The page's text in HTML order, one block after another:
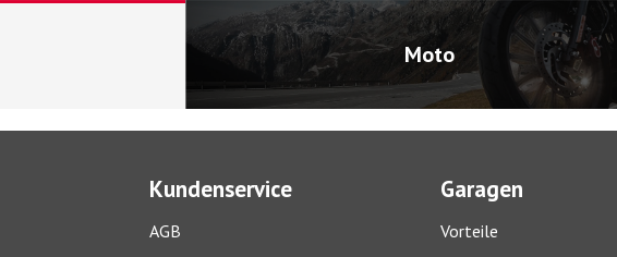
Moto
Kundenservice
AGB
Garagen
Vorteile